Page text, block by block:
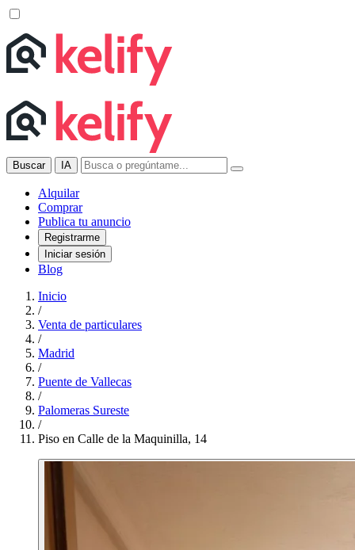
Buscar IA
Alquilar
Comprar
Publica tu anuncio
Registrarme
Iniciar sesión
Blog
Inicio
/
Venta de particulares
/
Madrid
/
Puente de Vallecas
/
Palomeras Sureste
/
Piso en Calle de la Maquinilla, 14